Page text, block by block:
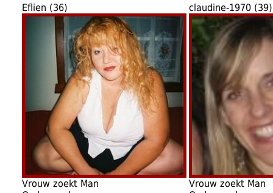
Eflien (36)
Vrouw zoekt Man
claudine-1970 (39)
Vrouw zoekt Man